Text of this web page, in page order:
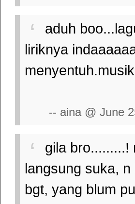
aduh
liriknya
-- aina @ June
gila bro.........!
langsung suka,
bgt, yang blum